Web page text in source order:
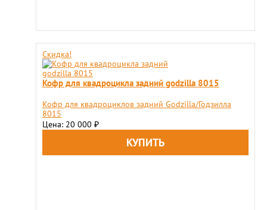
Скидка!
Кофр для квадроцикла задний godzilla 8015
Кофр для квадроциклов задний Godzilla/Годзилла
8015
Цена: 20 000 ₽